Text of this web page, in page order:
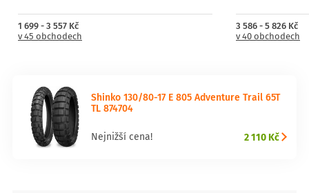
1 699 - 3 557 Kč
v 45 obchodech
3 586 - 5 826 Kč
v 40 obchodech
Shinko 130/80-17 E 805 Adventure Trail 65T
TL 874704
Nejnižší cena! 2 110 Kč